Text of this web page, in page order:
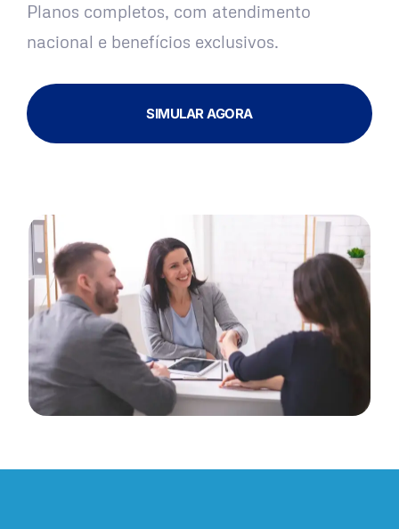
Planos completos, com atendimento
nacional e benefícios exclusivos.
SIMULAR AGORA